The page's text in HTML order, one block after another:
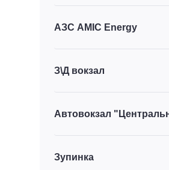
АЗС AMIC Energy
З\Д вокзал
Автовокзал
Зупинка